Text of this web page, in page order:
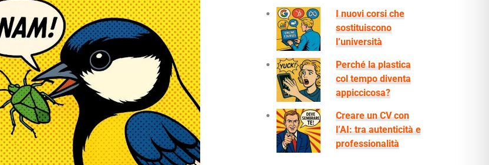
I nuovi corsi che
sostituiscono
l’università
Perché la plastica
col tempo diventa
appiccicosa?
Creare un CV con
l’AI: tra autenticità e
professionalità